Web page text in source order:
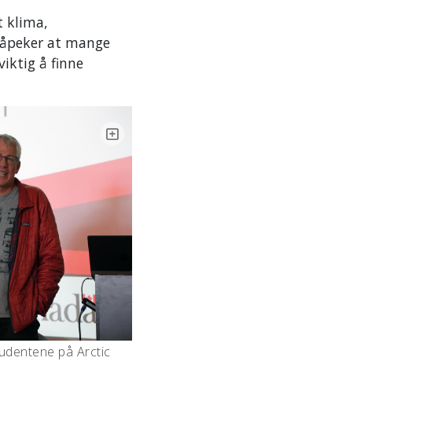
klima,
at mange
å finne
på Arctic